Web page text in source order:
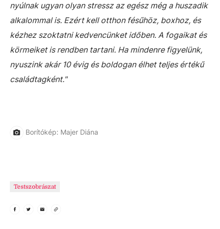
nyúlnak ugyan olyan stressz az egész még a huszadik
alkalommal is. Ezért kell otthon fésűhöz, boxhoz, és
kézhez szoktatni kedvencünket időben. A fogaikat és
körmeiket is rendben tartani. Ha mindenre figyelünk,
nyuszink akár 10 évig és boldogan élhet teljes értékű
családtagként."
Borítókép: Majer Diána
Testszobrászat